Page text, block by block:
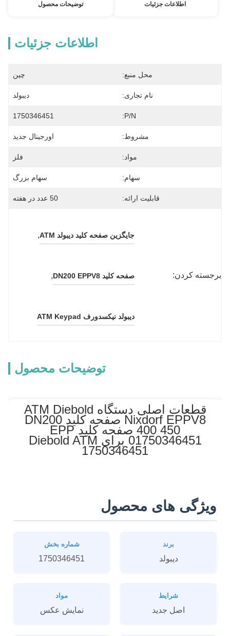
اطلاعات جزئیات توضیحات محصول
اطلاعات جزئیات
محل منبع: چین
نام تجاری: دیبولد
P/N:
1750346451
مشروط: اورجینال جدید
مواد: فلز
سهام: سهام بزرگ
قابلیت ارائه: 50 عدد در هفته
برجسته کردن:
جایگزین صفحه کلید دیبولد ATM ,
صفحه کلید DN200 EPPV8 ,
ديبولد نيکسدورف ATM Keypad
توضیحات محصول
قطعات اصلی دستگاه ATM Diebold
Nixdorf EPPV8 صفحه کلید DN200
400 450 صفحه کلید EPP
01750346451 برای Diebold ATM
1750346451
ویژگی های محصول
برند
دیبولد
شماره بخش
1750346451
شرایط
اصل جدید
مواد
نمايش عکس